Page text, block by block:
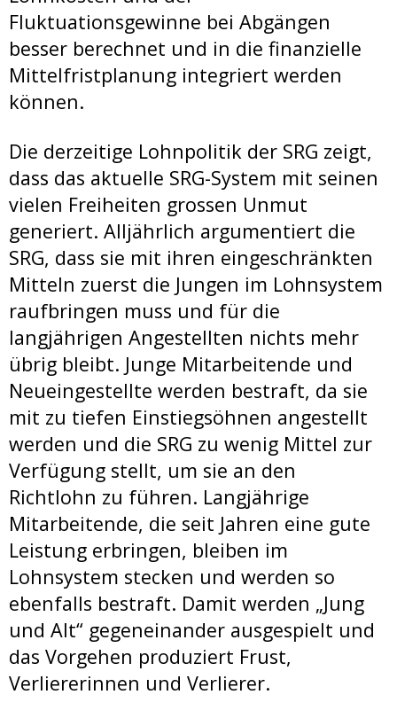
Fluktuationsgewinne bei Abgängen
besser berechnet und in die finanzielle
Mittelfristplanung integriert werden
können.
Die derzeitige Lohnpolitik der SRG zeigt,
dass das aktuelle SRG-System mit seinen
vielen Freiheiten grossen Unmut
generiert. Alljährlich argumentiert die
SRG, dass sie mit ihren eingeschränkten
Mitteln zuerst die Jungen im Lohnsystem
raufbringen muss und für die
langjährigen Angestellten nichts mehr
übrig bleibt. Junge Mitarbeitende und
Neueingestellte werden bestraft, da sie
mit zu tiefen Einstiegsöhnen angestellt
werden und die SRG zu wenig Mittel zur
Verfügung stellt, um sie an den
Richtlohn zu führen. Langjährige
Mitarbeitende, die seit Jahren eine gute
Leistung erbringen, bleiben im
Lohnsystem stecken und werden so
ebenfalls bestraft. Damit werden „Jung
und Alt“ gegeneinander ausgespielt und
das Vorgehen produziert Frust,
Verliererinnen und Verlierer.